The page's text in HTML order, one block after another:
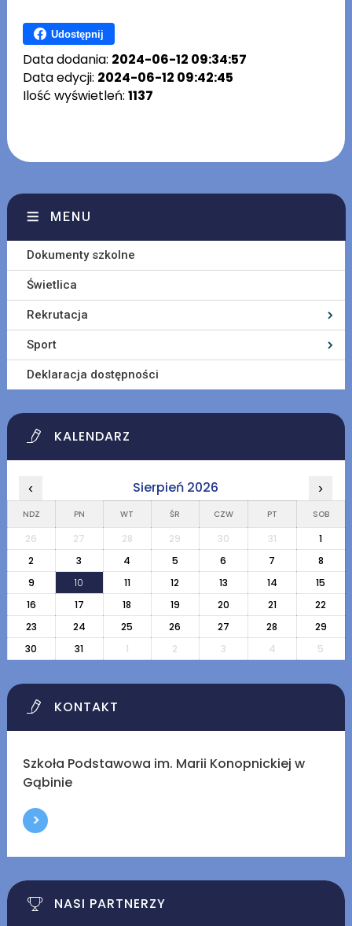
Udostępnij
Data dodania: 2024-06-12 09:34:57
Data edycji: 2024-06-12 09:42:45
Ilość wyświetleń: 1137
MENU
Dokumenty szkolne
Świetlica
Rekrutacja
Sport
Deklaracja dostępności
KALENDARZ
‹ Sierpień 2026 ›
NDZ PN WT ŚR CZW PT SOB
26 27 28 29 30 31
1
2
3 4 5 6 7
8
9
10 11 12 13 14
15
16
17 18 19 20 21
22
23
24 25 26 27 28
29
30
31 1 2 3 4 5
KONTAKT
Szkoła Podstawowa im. Marii Konopnickiej w
Gąbinie
NASI PARTNERZY